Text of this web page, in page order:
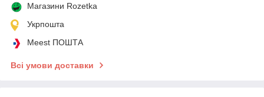
Магазини Rozetka
Укрпошта
Meest ПОШТА
Всі умови доставки